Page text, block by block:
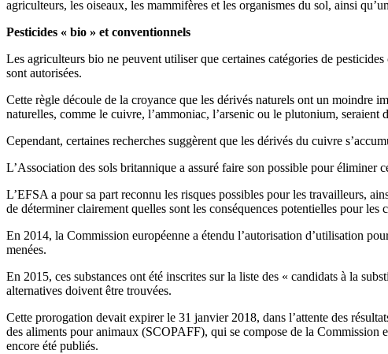
agriculteurs, les oiseaux, les mammifères et les organismes du sol, ainsi
Pesticides « bio » et conventionnels
Les agriculteurs bio ne peuvent utiliser que certaines catégories de
sont autorisées.
Cette règle découle de la croyance que les dérivés naturels ont un moindre
naturelles, comme le cuivre, l’ammoniac, l’arsenic ou le plutonium, seraient
Cependant, certaines recherches suggèrent que les dérivés du cuivre
L’Association des sols britannique a assuré faire son possible pour éliminer
L’EFSA a pour sa part reconnu les risques possibles pour les travailleurs,
de déterminer clairement quelles sont les conséquences potentielles pour les
En 2014, la Commission européenne a étendu l’autorisation d’utilisation
menées.
En 2015, ces substances ont été inscrites sur la liste des « candidats à la
alternatives doivent être trouvées.
Cette prorogation devait expirer le 31 janvier 2018, dans l’attente des
des aliments pour animaux (SCOPAFF), qui se compose de la Commission
encore été publiés.